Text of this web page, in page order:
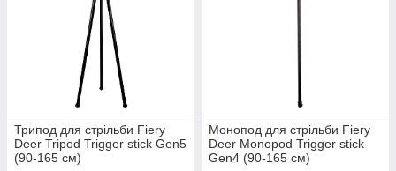
Трипод для стрільби Fiery
Deer Tripod Trigger stick Gen5
(90-165 см)
Монопод для стрільби Fiery
Deer Monopod Trigger stick
Gen4 (90-165 см)